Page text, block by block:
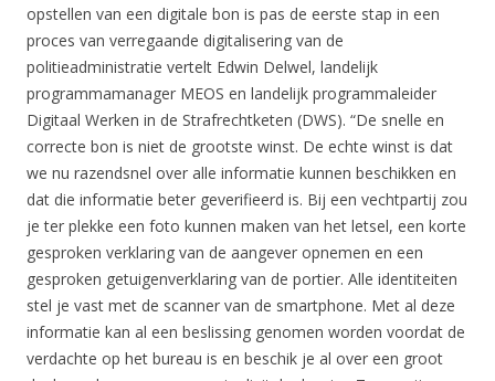
opstellen van een digitale bon is pas de eerste stap in een
proces van verregaande digitalisering van de
politieadministratie vertelt Edwin Delwel, landelijk
programmamanager MEOS en landelijk programmaleider
Digitaal Werken in de Strafrechtketen (DWS). “De snelle en
correcte bon is niet de grootste winst. De echte winst is dat
we nu razendsnel over alle informatie kunnen beschikken en
dat die informatie beter geverifieerd is. Bij een vechtpartij zou
je ter plekke een foto kunnen maken van het letsel, een korte
gesproken verklaring van de aangever opnemen en een
gesproken getuigenverklaring van de portier. Alle identiteiten
stel je vast met de scanner van de smartphone. Met al deze
informatie kan al een beslissing genomen worden voordat de
verdachte op het bureau is en beschik je al over een groot